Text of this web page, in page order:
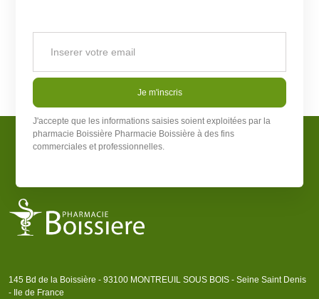
Je m'inscris
J'accepte que les informations saisies soient exploitées par la
pharmacie Boissière Pharmacie Boissière à des fins
commerciales et professionnelles.
145 Bd de la Boissière - 93100 MONTREUIL SOUS BOIS - Seine Saint Denis
- Ile de France